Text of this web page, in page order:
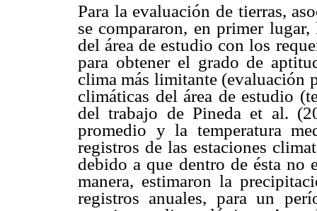
Para la evaluación de tierras,
se compararon, en primer
del área de estudio con los
para obtener el grado de
clima más limitante (evaluación
climáticas del área de estudio
del trabajo de Pineda et al.
promedio y la temperatura
registros de las estaciones
debido a que dentro de ésta no
manera, estimaron la
registros anuales, para un